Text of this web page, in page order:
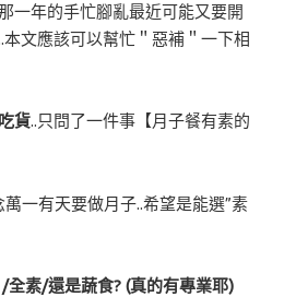
一年的手忙腳亂最近可能又要開
文應該可以幫忙＂惡補＂一下相
吃貨..只問了一件事【月子餐有素的
一有天要做月子..希望是能選”素
全素/還是蔬食? (真的有專業耶)